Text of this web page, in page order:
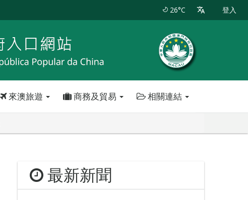
26°C 登入
來澳旅遊 商務及貿易 相關連結
最新新聞